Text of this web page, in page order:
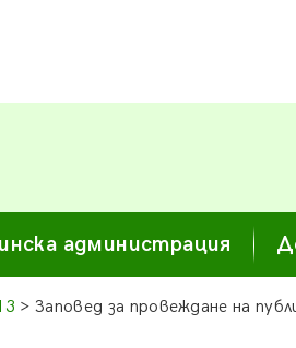
администрация
> Заповед за провеждане на